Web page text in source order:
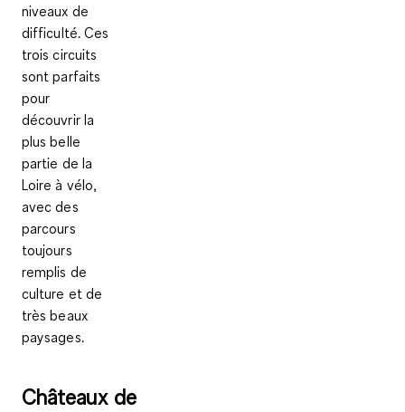
niveaux de
difficulté. Ces
trois circuits
sont parfaits
pour
découvrir la
plus belle
partie de la
Loire à vélo,
avec des
parcours
toujours
remplis de
culture et de
très beaux
paysages.
Châteaux de